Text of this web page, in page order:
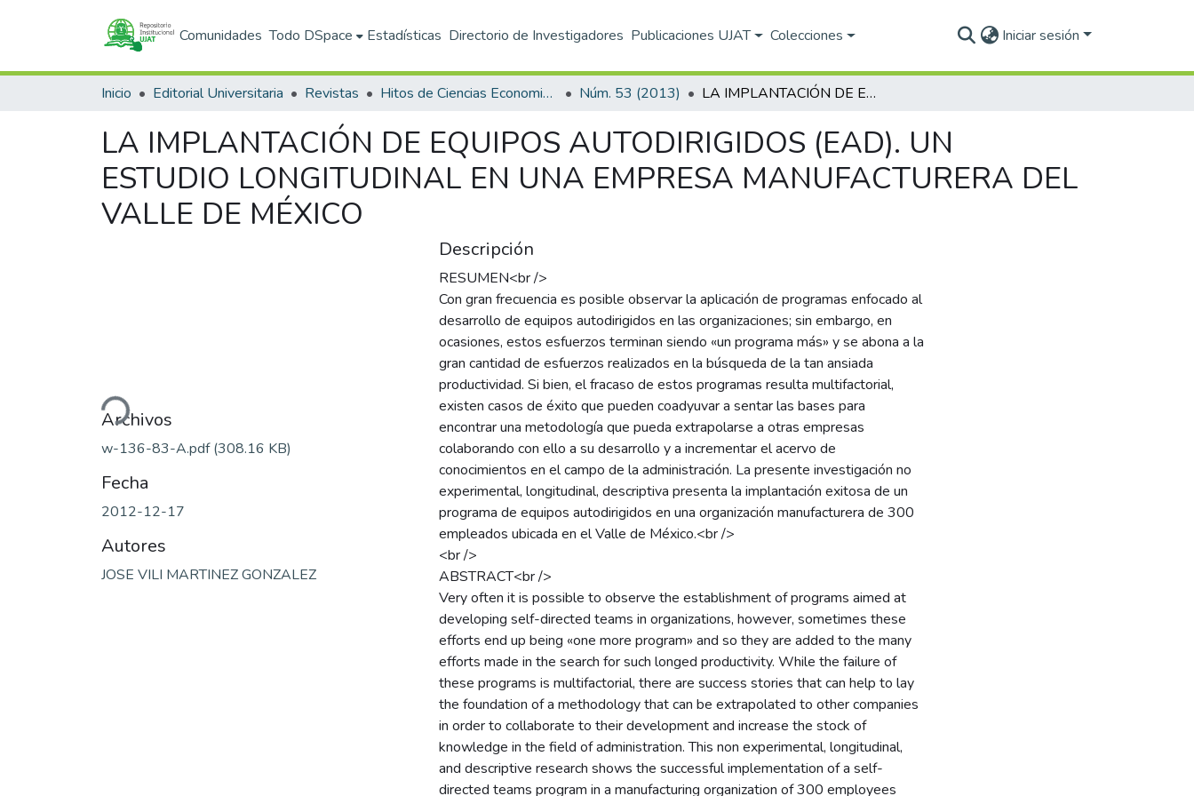
Comunidades Todo DSpace Estadísticas Directorio de Investigadores Publicaciones UJAT Colecciones Iniciar sesión
Inicio Editorial Universitaria Revistas Hitos de Ciencias Economico Administrativas Núm. 53 (2013) LA IMPLANTACIÓN DE EQUIPOS AUTODIRIGIDOS (EAD). UN ESTUDIO LONGITUDINAL EN UNA EMPRESA MANUFACTURERA DEL VALLE DE MÉXICO
LA IMPLANTACIÓN DE EQUIPOS AUTODIRIGIDOS (EAD). UN
ESTUDIO LONGITUDINAL EN UNA EMPRESA MANUFACTURERA DEL
VALLE DE MÉXICO
Cargando...
Archivos
w-136-83-A.pdf(308.16 KB)
Fecha
2012-12-17
Autores
JOSE VILI MARTINEZ GONZALEZ
Descripción
RESUMEN<br />
Con gran frecuencia es posible observar la aplicación de programas enfocado al
desarrollo de equipos autodirigidos en las organizaciones; sin embargo, en
ocasiones, estos esfuerzos terminan siendo «un programa más» y se abona a la
gran cantidad de esfuerzos realizados en la búsqueda de la tan ansiada
productividad. Si bien, el fracaso de estos programas resulta multifactorial,
existen casos de éxito que pueden coadyuvar a sentar las bases para
encontrar una metodología que pueda extrapolarse a otras empresas
colaborando con ello a su desarrollo y a incrementar el acervo de
conocimientos en el campo de la administración. La presente investigación no
experimental, longitudinal, descriptiva presenta la implantación exitosa de un
programa de equipos autodirigidos en una organización manufacturera de 300
empleados ubicada en el Valle de México.<br />
<br />
ABSTRACT<br />
Very often it is possible to observe the establishment of programs aimed at
developing self-directed teams in organizations, however, sometimes these
efforts end up being «one more program» and so they are added to the many
efforts made in the search for such longed productivity. While the failure of
these programs is multifactorial, there are success stories that can help to lay
the foundation of a methodology that can be extrapolated to other companies
in order to collaborate to their development and increase the stock of
knowledge in the field of administration. This non experimental, longitudinal,
and descriptive research shows the successful implementation of a self-
directed teams program in a manufacturing organization of 300 employees